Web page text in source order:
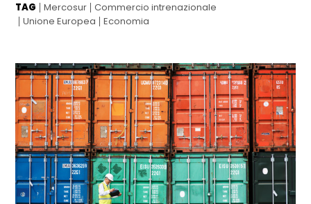
TAG Mercosur Commercio intrenazionale
Unione Europea
Economia